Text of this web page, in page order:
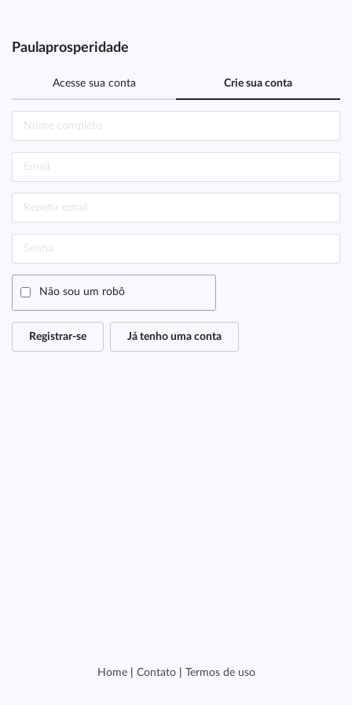
Paulaprosperidade
Acesse sua conta Crie sua conta
Não sou um robô
Registrar-se Já tenho uma conta
Home| Contato| Termos de uso